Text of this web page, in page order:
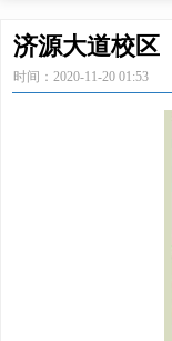
时间： 2020-11-20 01:53
济源大道校区